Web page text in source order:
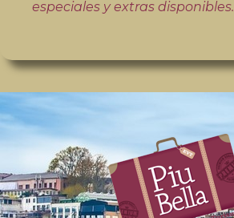
especiales y extras disponibles.